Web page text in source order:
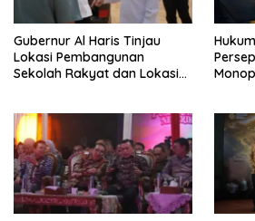
Gubernur Al Haris Tinjau
Lokasi Pembangunan
Sekolah Rakyat dan Lokasi